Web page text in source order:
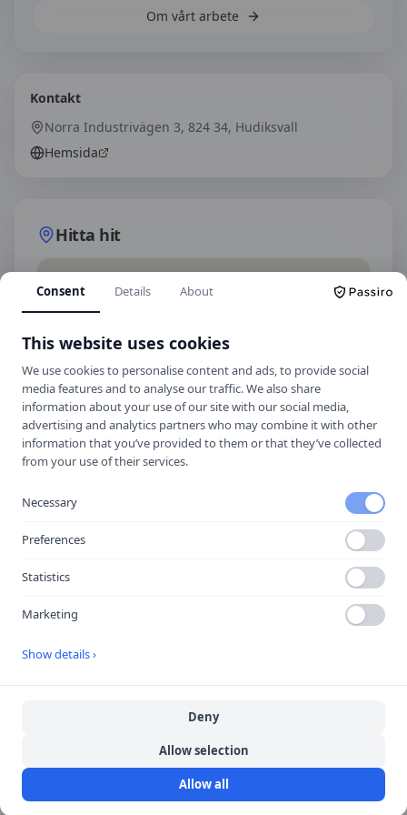
Om vårt arbete
Kontakt
Norra Industrivägen 3, 824 34, Hudiksvall
Hemsida
Hitta hit
Källa:portal
BesökYrkesakademin Hudiksvall
Fler trafikskolor iHudiksvall
Consent Details About
This website uses cookies
We use cookies to personalise content and ads, to provide social
media features and to analyse our traffic. We also share
information about your use of our site with our social media,
advertising and analytics partners who may combine it with other
information that you’ve provided to them or that they’ve collected
from your use of their services.
Necessary
Preferences
Statistics
Marketing
Show details ›
Deny
Allow selection
Allow all